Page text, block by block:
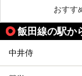
おすす
飯田線の駅か
中井侍